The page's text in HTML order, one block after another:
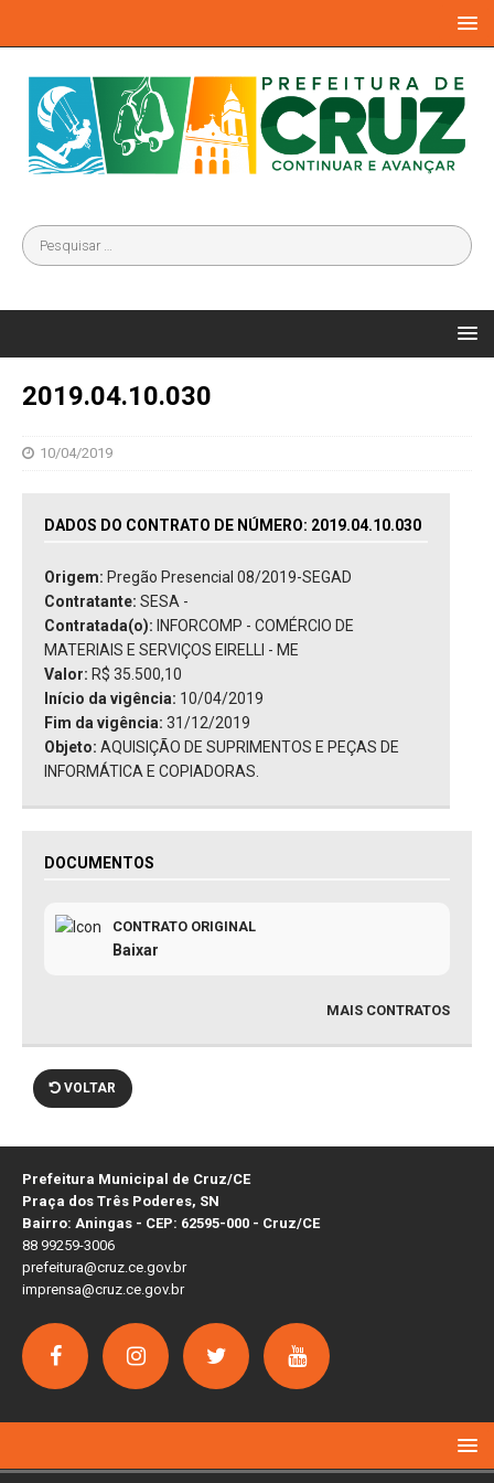
2019.04.10.030
10/04/2019
DADOS DO CONTRATO DE NÚMERO: 2019.04.10.030
Origem: Pregão Presencial 08/2019-SEGAD
Contratante: SESA -
Contratada(o): INFORCOMP - COMÉRCIO DE
MATERIAIS E SERVIÇOS EIRELLI - ME
Valor: R$ 35.500,10
Início da vigência: 10/04/2019
Fim da vigência: 31/12/2019
Objeto: AQUISIÇÃO DE SUPRIMENTOS E PEÇAS DE
INFORMÁTICA E COPIADORAS.
DOCUMENTOS
CONTRATO ORIGINAL
Baixar
MAIS CONTRATOS
VOLTAR
Prefeitura Municipal de Cruz/CE
Praça dos Três Poderes, SN
Bairro: Aningas - CEP: 62595-000 - Cruz/CE
88 99259-3006
prefeitura@cruz.ce.gov.br
imprensa@cruz.ce.gov.br